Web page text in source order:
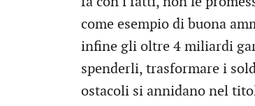
come esempio di buona
infine gli oltre 4 miliardi
spenderli, trasformare i
ostacoli si annidano nel